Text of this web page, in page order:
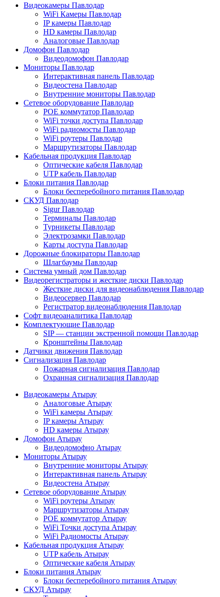
Видеокамеры Павлодар
WiFi Камеры Павлодар
IP камеры Павлодар
HD камеры Павлодар
Аналоговые Павлодар
Домофон Павлодар
Видеодомофон Павлодар
Мониторы Павлодар
Интерактивная панель Павлодар
Видеостена Павлодар
Внутренние мониторы Павлодар
Сетевое оборудование Павлодар
POE коммутатор Павлодар
WiFi точки доступа Павлодар
WiFi радиомосты Павлодар
WiFi роутеры Павлодар
Маршрутизаторы Павлодар
Кабельная продукция Павлодар
Оптические кабеля Павлодар
UTP кабель Павлодар
Блоки питания Павлодар
Блоки бесперебойного питания Павлодар
СКУД Павлодар
Sigur Павлодар
Терминалы Павлодар
Турникеты Павлодар
Электрозамки Павлодар
Карты доступа Павлодар
Дорожные блокираторы Павлодар
Шлагбаумы Павлодар
Система умный дом Павлодар
Видеорегистраторы и жесткие диски Павлодар
Жесткие диски для видеонаблюдения Павлодар
Видеосервер Павлодар
Регистратор видеонаблюдения Павлодар
Софт видеоаналитика Павлодар
Комплектующие Павлодар
SIP — станции экстренной помощи Павлодар
Кронштейны Павлодар
Датчики движения Павлодар
Сигнализация Павлодар
Пожарная сигнализация Павлодар
Охранная сигнализация Павлодар
Видеокамеры Атырау
Аналоговые Атырау
WiFi камеры Атырау
IP камеры Атырау
HD камеры Атырау
Домофон Атырау
Видеодомофно Атырау
Мониторы Атырау
Внутренние мониторы Атырау
Интерактивная панель Атырау
Видеостена Атырау
Сетевое оборудование Атырау
WiFi роутеры Атырау
Маршрутизаторы Атырау
POE коммутатор Атырау
WiFi Точки доступа Атырау
WiFi Радиомосты Атырау
Кабельная продукция Атырау
UTP кабель Атырау
Оптические кабеля Атырау
Блоки питания Атырау
Блоки бесперебойного питания Атырау
СКУД Атырау